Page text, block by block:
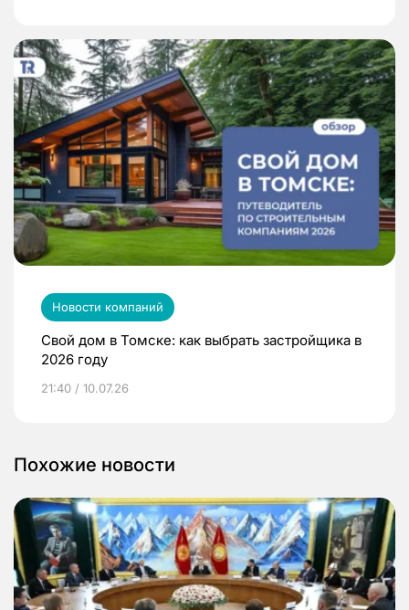
Новости компаний
Свой дом в Томске: как выбрать застройщика в
2026 году
21:40 / 10.07.26
Похожие новости